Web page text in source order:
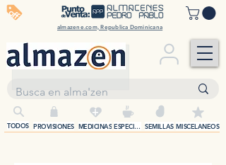
almazene.com, Republica Dominicana
off
+
PROVISIONES MEDICINAS SEMILLAS
ESPECIAS MISCELANEOS
TODOS